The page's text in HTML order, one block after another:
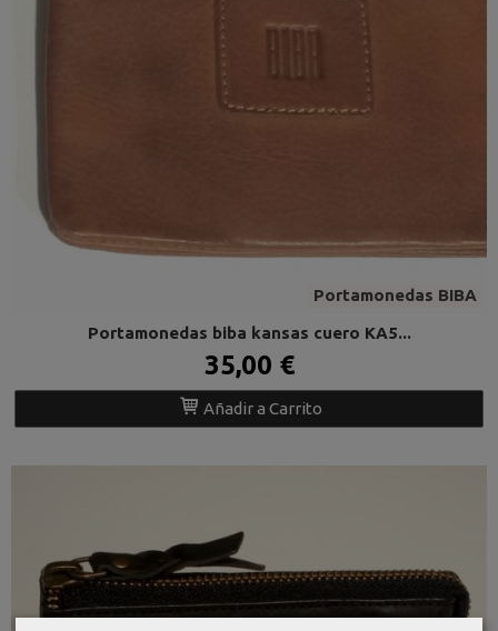
Portamonedas BIBA
Portamonedas biba kansas cuero KA5...
35,00 €
Añadir a Carrito